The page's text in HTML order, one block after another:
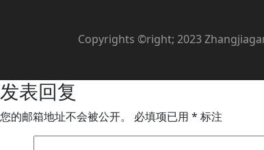
Copyrights ©right; 2023
发表回复
您的邮箱地址不会被公开。 必填项已用 * 标注